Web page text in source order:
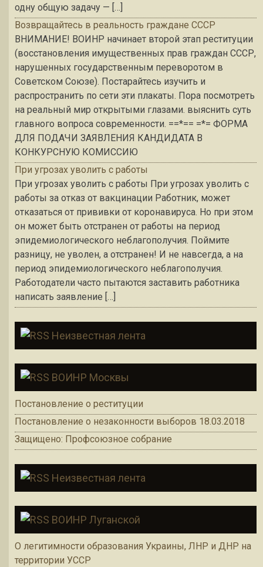
одну общую задачу — […]
Возвращайтесь в реальность граждане СССР
ВНИМАНИЕ! ВОИНР начинает второй этап реституции
(восстановления имущественных прав граждан СССР,
нарушенных государственным переворотом в
Советском Союзе). Постарайтесь изучить и
распространить по сети эти плакаты. Пора посмотреть
на реальный мир открытыми глазами. выяснить суть
главного вопроса современности. ==*== =*= ФОРМА
ДЛЯ ПОДАЧИ ЗАЯВЛЕНИЯ КАНДИДАТА В
КОНКУРСНУЮ КОМИССИЮ
При угрозах уволить с работы
При угрозах уволить с работы При угрозах уволить с
работы за отказ от вакцинации Работник, может
отказаться от прививки от коронавируса. Но при этом
он может быть отстранен от работы на период
эпидемиологического неблагополучия. Поймите
разницу, не уволен, а отстранен! И не навсегда, а на
период эпидемиологического неблагополучия.
Работодатели часто пытаются заставить работника
написать заявление […]
Неизвестная лента
ВОИНР Москвы
Постановление о реституции
Постановление о незаконности выборов 18.03.2018
Защищено: Профсоюзное собрание
Неизвестная лента
ВОИНР Луганской
О легитимности образования Украины, ЛНР и ДНР на
территории УССР